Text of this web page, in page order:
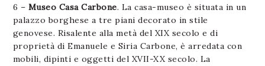
6 – Museo Casa Carbone. La casa-museo è situata in un
palazzo borghese a tre piani decorato in stile
genovese. Risalente alla metà del XIX secolo e di
proprietà di Emanuele e Siria Carbone, è arredata con
mobili, dipinti e oggetti del XVII-XX secolo. La